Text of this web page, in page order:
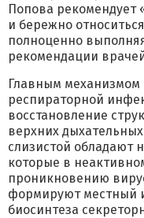
Попова
и бережно
полноценно
рекомендации
Главным
респираторной
восстановление
верхних
слизистой обладают
которые в
проникновению
формируют местный
биосинтеза